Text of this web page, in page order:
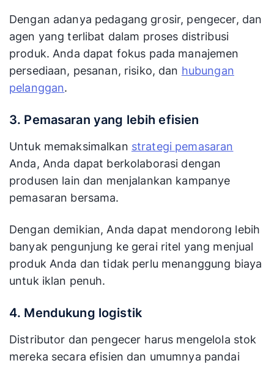
Dengan adanya pedagang grosir, pengecer, dan
agen yang terlibat dalam proses distribusi
produk. Anda dapat fokus pada manajemen
persediaan, pesanan, risiko, dan hubungan
pelanggan.
3. Pemasaran yang lebih efisien
Untuk memaksimalkan strategi pemasaran
Anda, Anda dapat berkolaborasi dengan
produsen lain dan menjalankan kampanye
pemasaran bersama.
Dengan demikian, Anda dapat mendorong lebih
banyak pengunjung ke gerai ritel yang menjual
produk Anda dan tidak perlu menanggung biaya
untuk iklan penuh.
4. Mendukung logistik
Distributor dan pengecer harus mengelola stok
mereka secara efisien dan umumnya pandai